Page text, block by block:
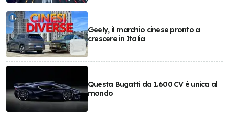
Geely, il marchio cinese pronto a
crescere in Italia
Questa Bugatti da 1.600 CV è unica al
mondo